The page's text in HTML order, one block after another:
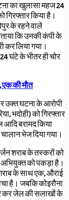
का खुलासा महज 24
किया है।
के रहने वाले
कि उनकी कंपी के
कर लिया गया।
घंटे के भीतर ही चोर
एक की मौत
उक्त घटना के आरोपी
भदोही) को गिरफ्तार
बरामद किया
भेज दिया गया।
शराब के तस्करों को
को पकड़ा है।
के साथ एक, औराई
है। जबकि कोइरौना
कर जेल की सलाखों के